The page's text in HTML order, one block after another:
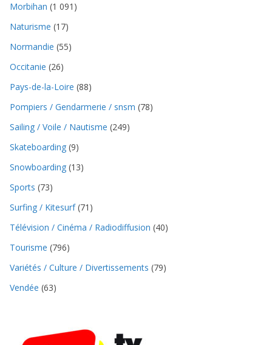
Morbihan (1 091)
Naturisme (17)
Normandie (55)
Occitanie (26)
Pays-de-la-Loire (88)
Pompiers / Gendarmerie / snsm (78)
Sailing / Voile / Nautisme (249)
Skateboarding (9)
Snowboarding (13)
Sports (73)
Surfing / Kitesurf(71)
Télévision / Cinéma / Radiodiffusion (40)
Tourisme (796)
Variétés / Culture / Divertissements (79)
Vendée (63)